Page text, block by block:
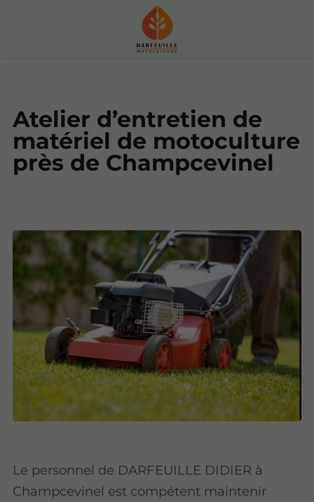
Atelier d’entretien de
matériel de motoculture
près de Champcevinel
Le personnel de DARFEUILLE DIDIER à
Champcevinel est compétent maintenir